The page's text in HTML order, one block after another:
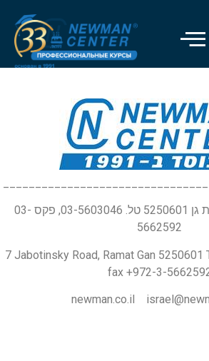
דרך ז'בוטינסקי 7 רמת גן 5250601 טל. 03-5603046, פקס 03-
5662592
7 Jabotinsky Road, Ramat Gan
fax +972-3-
newman.co.il